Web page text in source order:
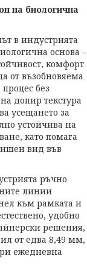
на биологична
в индустрията
основа –
комфорт
от възобновяема
без
допир текстура
усещането за
устойчива на
като помага
вид във
ръчно
линии
към рамката и
удобно
решения,
от едва 8,49 мм,
ежедневна